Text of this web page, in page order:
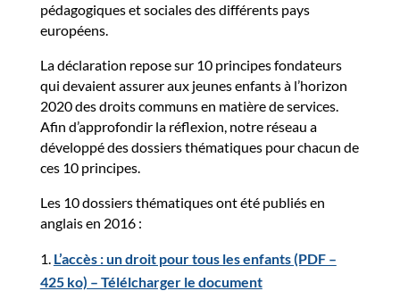
pédagogiques et sociales des différents pays
européens.
La déclaration repose sur 10 principes fondateurs
qui devaient assurer aux jeunes enfants à l’horizon
2020 des droits communs en matière de services.
Afin d’approfondir la réflexion, notre réseau a
développé des dossiers thématiques pour chacun de
ces 10 principes.
Les 10 dossiers thématiques ont été publiés en
anglais en 2016 :
L’accès : un droit pour tous les enfants (PDF –
425 ko) – Télélcharger le document